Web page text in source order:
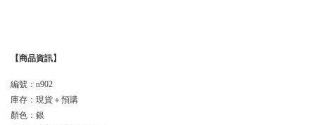
【商品資訊】
編號：n902
庫存：現貨＋預購
顏色：銀